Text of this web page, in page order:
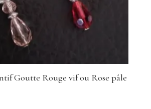
Goutte Rouge vif ou Rose pâle